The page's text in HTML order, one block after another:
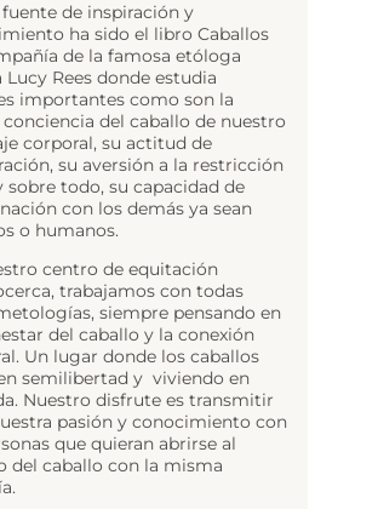
de inspiración y
ha sido el libro Caballos
de la famosa etóloga
Lucy Rees donde estudia
importantes como son la
del caballo de nuestro
corporal, su actitud de
su aversión a la restricción
sobre todo, su capacidad de
con los demás ya sean
o humanos.
centro de equitación
trabajamos con todas
siempre pensando en
del caballo y la conexión
Un lugar donde los caballos
semilibertad y viviendo en
Nuestro disfrute es transmitir
pasión y conocimiento con
que quieran abrirse al
del caballo con la misma